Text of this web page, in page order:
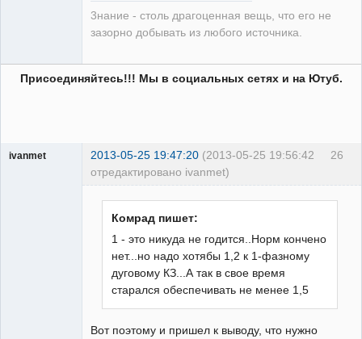
3нание - столь драгоценная вещь, что его не
зазорно добывать из любого источника.
Присоединяйтесь!!! Мы в социальных сетях и на Ютуб.
26
ivanmet 2013-05-25 19:47:20 (2013-05-25 19:56:42
отредактировано ivanmet)
Комрад пишет:
1 - это никуда не годится..Норм кончено
нет...но надо хотябы 1,2 к 1-фазному
дуговому КЗ...А так в свое время
старался обеспечивать не менее 1,5
Вот поэтому и пришел к выводу, что нужно